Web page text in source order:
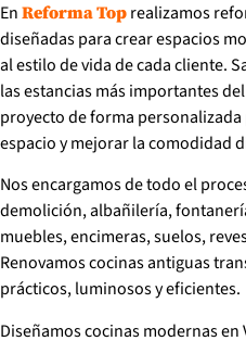
En Reforma Top realizamos
diseñadas para crear espacios
al estilo de vida de cada cliente.
las estancias más importantes
proyecto de forma
espacio y mejorar la comodidad
Nos encargamos de todo el
demolición, albañilería,
muebles, encimeras, suelos,
Renovamos cocinas antiguas
prácticos, luminosos y eficientes.
Diseñamos cocinas modernas